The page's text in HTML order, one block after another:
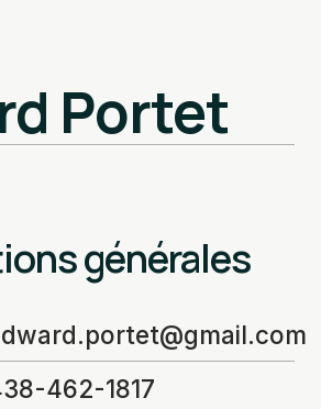
Portet
générales
462-1817